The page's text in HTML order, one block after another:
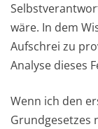
wäre. In dem
Aufschrei zu
Analyse dieses
Wenn ich den
Grundgesetzes